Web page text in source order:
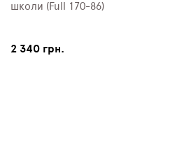
школи (Full 170-86)
2 340 грн.